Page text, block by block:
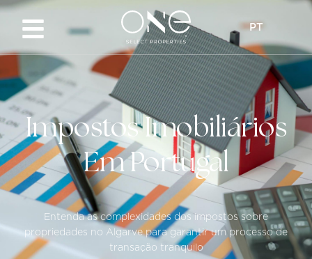
PT
Impostos Imobiliários
Em Portugal
Entenda as complexidades dos impostos sobre
propriedades no Algarve para garantir um processo de
transação tranquilo